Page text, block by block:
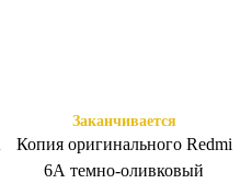
Заканчивается
Копия оригинального Redmi
6A темно-оливковый